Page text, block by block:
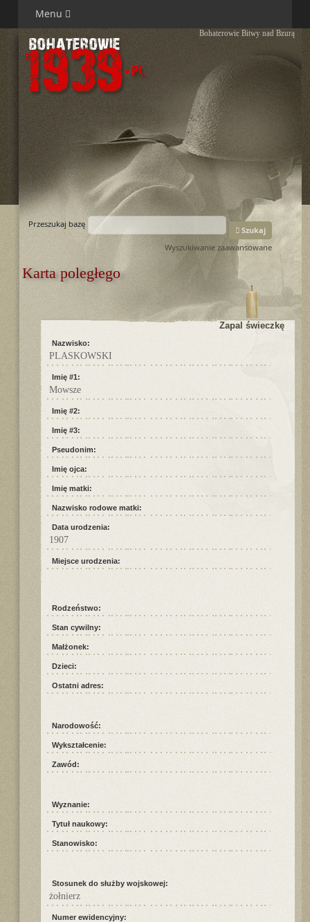
Menu
Bohaterowie Bitwy nad Bzurą
Przeszukaj bazę
Szukaj
Wyszukiwanie zaawansowane
Karta poległego
Zapal świeczkę
Nazwisko:
PLASKOWSKI
Imię #1:
Mowsze
Imię #2:
Imię #3:
Pseudonim:
Imię ojca:
Imię matki:
Nazwisko rodowe matki:
Data urodzenia:
1907
Miejsce urodzenia:
Rodzeństwo:
Stan cywilny:
Małżonek:
Dzieci:
Ostatni adres:
Narodowość:
Wykształcenie:
Zawód:
Wyznanie:
Tytuł naukowy:
Stanowisko:
Stosunek do służby wojskowej:
żołnierz
Numer ewidencyjny: